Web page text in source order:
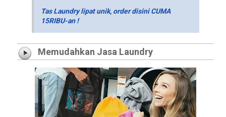
Tas Laundry lipat unik, order disini CUMA
15RIBU-an !
Memudahkan Jasa Laundry